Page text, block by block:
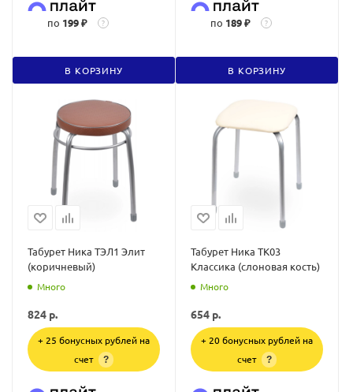
по 199 ₽ ?
В КОРЗИНУ
по 189 ₽ ?
В КОРЗИНУ
Табурет Ника ТЭЛ1 Элит
(коричневый)
Много
824 р.
+ 25 бонусных рублей на
счет
?
Табурет Ника ТК03
Классика (слоновая кость)
Много
654 р.
+ 20 бонусных рублей на
счет
?